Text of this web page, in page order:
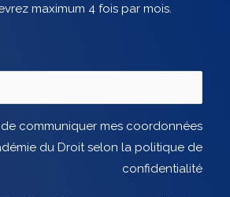
maximum 4 fois par mois.
communiquer mes coordonnées
du Droit selon la politique de
confidentialité